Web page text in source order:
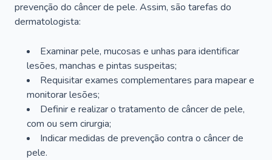
prevenção do câncer de pele. Assim, são tarefas do
dermatologista:
Examinar pele, mucosas e unhas para identificar
lesões, manchas e pintas suspeitas;
Requisitar exames complementares para mapear e
monitorar lesões;
Definir e realizar o tratamento de câncer de pele,
com ou sem cirurgia;
Indicar medidas de prevenção contra o câncer de
pele.